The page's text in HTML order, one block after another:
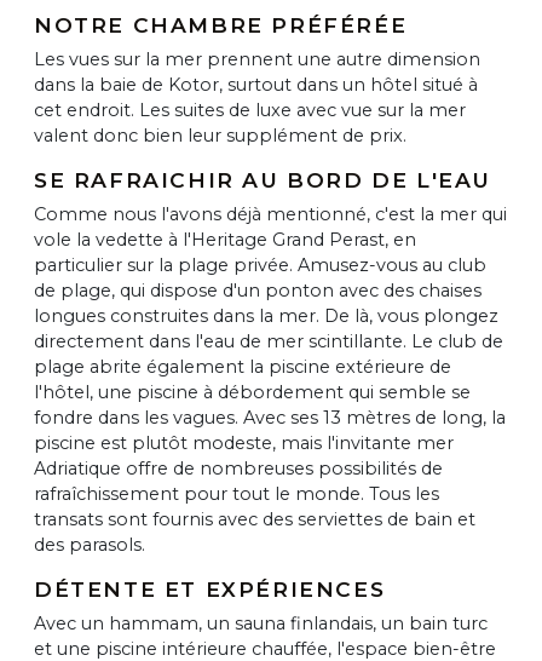
NOTRE CHAMBRE PRÉFÉRÉE
Les vues sur la mer prennent une autre dimension
dans la baie de Kotor, surtout dans un hôtel situé à
cet endroit. Les suites de luxe avec vue sur la mer
valent donc bien leur supplément de prix.
SE RAFRAICHIR AU BORD DE L'EAU
Comme nous l'avons déjà mentionné, c'est la mer qui
vole la vedette à l'Heritage Grand Perast, en
particulier sur la plage privée. Amusez-vous au club
de plage, qui dispose d'un ponton avec des chaises
longues construites dans la mer. De là, vous plongez
directement dans l'eau de mer scintillante. Le club de
plage abrite également la piscine extérieure de
l'hôtel, une piscine à débordement qui semble se
fondre dans les vagues. Avec ses 13 mètres de long, la
piscine est plutôt modeste, mais l'invitante mer
Adriatique offre de nombreuses possibilités de
rafraîchissement pour tout le monde. Tous les
transats sont fournis avec des serviettes de bain et
des parasols.
DÉTENTE ET EXPÉRIENCES
Avec un hammam, un sauna finlandais, un bain turc
et une piscine intérieure chauffée, l'espace bien-être